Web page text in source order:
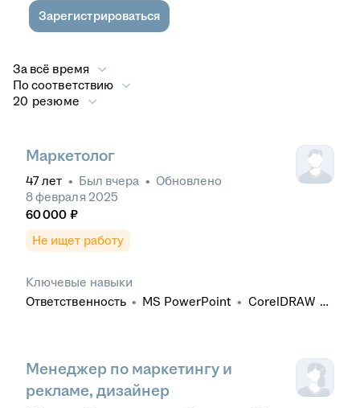
Зарегистрироваться
За всё время
По соответствию
20 резюме
Маркетолог
47лет • Был вчера • Обновлено
8 февраля 2025
60 000 ₽
Не ищет работу
Ключевые навыки
Ответственность • MS PowerPoint • CorelDRAW •
Менеджер по маркетингу и
рекламе, дизайнер